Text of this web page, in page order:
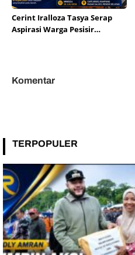
Cerint Iralloza Tasya Serap
Aspirasi Warga Pesisir
Komentar
TERPOPULER